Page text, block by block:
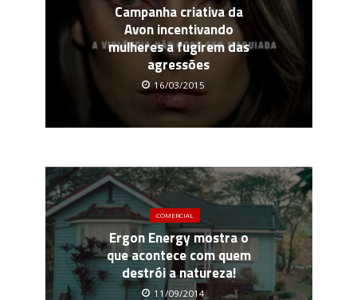
Campanha criativa da
Avon incentivando
mulheres a fugirem das
agressões
16/03/2015
COMERCIAL
Ergon Energy mostra o
que acontece com quem
destrói a natureza!
11/09/2014